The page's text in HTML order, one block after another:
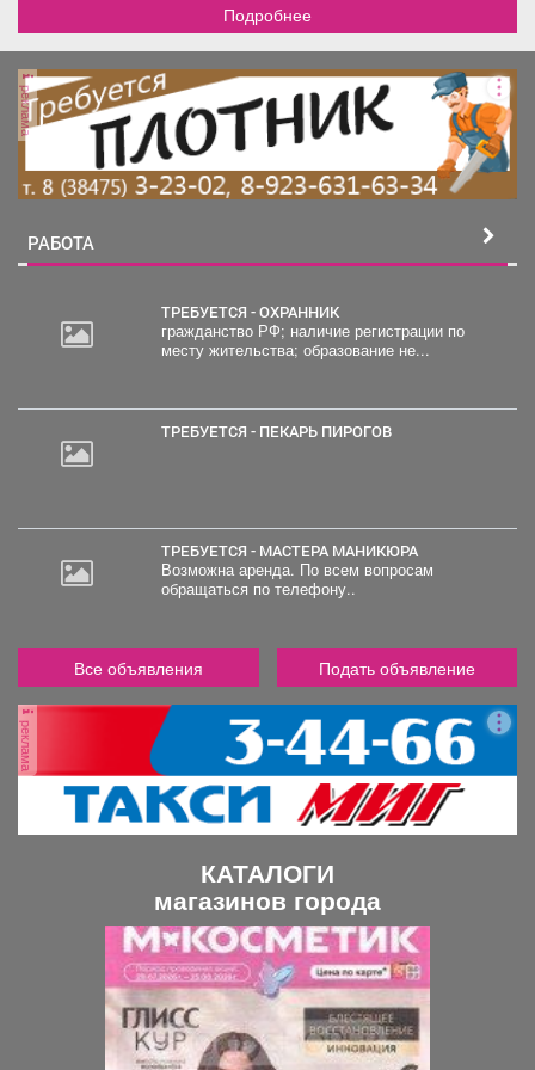
автоматический с
удалённым доступом
управления). Скважина с
установкой фильтрации.
Канализация септик. На
участке расположены
экзотические растения,
ухоженные цветники и
деревья, а также надворные
подогревом), просторная
подводом воды. Гараж на
две машины. Ворота
автоматические откатные
находится в живописном
месте с асфальтированной
все необходимые условия
для комфортного
проживания. Земельный
продажа в ипотеку.
Подробнее
реклама
РАБОТА
ТРЕБУЕТСЯ - ОХРАННИК
гражданство РФ; наличие регистрации по
месту жительства; образование не...
ТРЕБУЕТСЯ - ПЕКАРЬ ПИРОГОВ
ТРЕБУЕТСЯ - МАСТЕРА МАНИКЮРА
Возможна аренда. По всем вопросам
обращаться по телефону..
Все объявления Подать объявление
реклама
КАТАЛОГИ
магазинов города